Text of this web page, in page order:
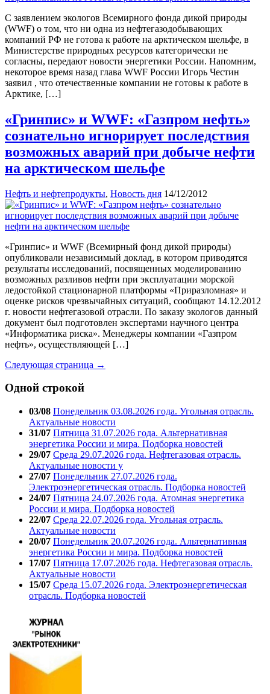
С заявлением экологов Всемирного фонда дикой природы
(WWF) о том, что ни одна из нефтегазодобывающих
компаний РФ не готова к работе на арктическом шельфе, в
Министерстве природных ресурсов категорически не
согласны, передают новости энергетики России. Напомним,
некоторое время назад глава WWF России Игорь Честин
заявил , что отечественные компании не готовы к работе в
Арктике, […]
«Гринпис» и WWF: «Газпром нефть»
сознательно игнорирует последствия
возможных аварий при добыче нефти
на арктическом шельфе
Нефть и нефтепродукты, Новость дня 14/12/2012
«Гринпис» и WWF (Всемирный фонд дикой природы)
опубликовали независимый доклад, в котором приводятся
результаты исследований, посвященных моделированию
возможных разливов нефти при эксплуатации морской
ледостойкой стационарной платформы «Приразломная» и
оценке рисков чрезвычайных ситуаций, сообщают 14.12.2012
г. новости нефтегазовой отрасли. По заказу экологов данный
документ был подготовлен экспертами научного центра
«Информатика риска». Менеджеры компании «Газпром
нефть», осуществляющей […]
Следующая страница →
Одной строкой
03/08 Понедельник 03.08.2026 года. Угольная отрасль.
Актуальные новости
31/07 Пятница 31.07.2026 года. Альтернативная
энергетика России и мира. Подборка новостей
29/07 Среда 29.07.2026 года. Нефтегазовая отрасль.
Актуальные новости у
27/07 Понедельник 27.07.2026 года.
Электроэнергетическая отрасль. Подборка новостей
24/07 Пятница 24.07.2026 года. Атомная энергетика
России и мира. Подборка новостей
22/07 Среда 22.07.2026 года. Угольная отрасль.
Актуальные новости
20/07 Понедельник 20.07.2026 года. Альтернативная
энергетика России и мира. Подборка новостей
17/07 Пятница 17.07.2026 года. Нефтегазовая отрасль.
Актуальные новости
15/07 Среда 15.07.2026 года. Электроэнергетическая
отрасль. Подборка новостей